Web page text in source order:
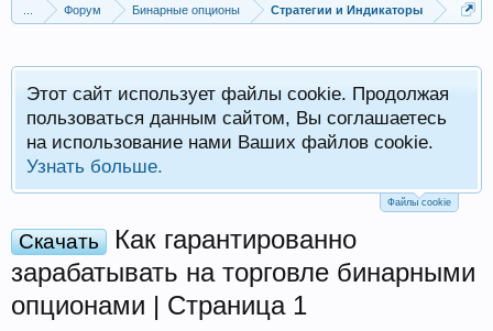
Форум Бинарные опционы Стратегии и Индикаторы
Этот сайт использует файлы cookie. Продолжая
пользоваться данным сайтом, Вы соглашаетесь
на использование нами Ваших файлов cookie.
Узнать больше.
Файлы cookie
Скачать
Как гарантированно
зарабатывать на торговле бинарными
опционами | Страница 1